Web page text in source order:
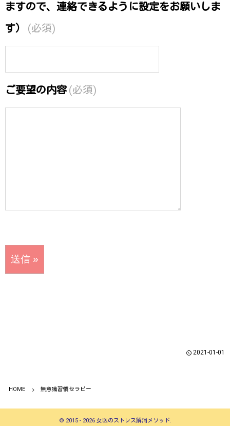
ますので、連絡できるように設定をお願いしま
す）
(必須)
ご要望の内容 (必須)
2021-01-01
HOME 無意識習慣セラピー
© 2015 - 2026 女医のストレス解消メソッド.